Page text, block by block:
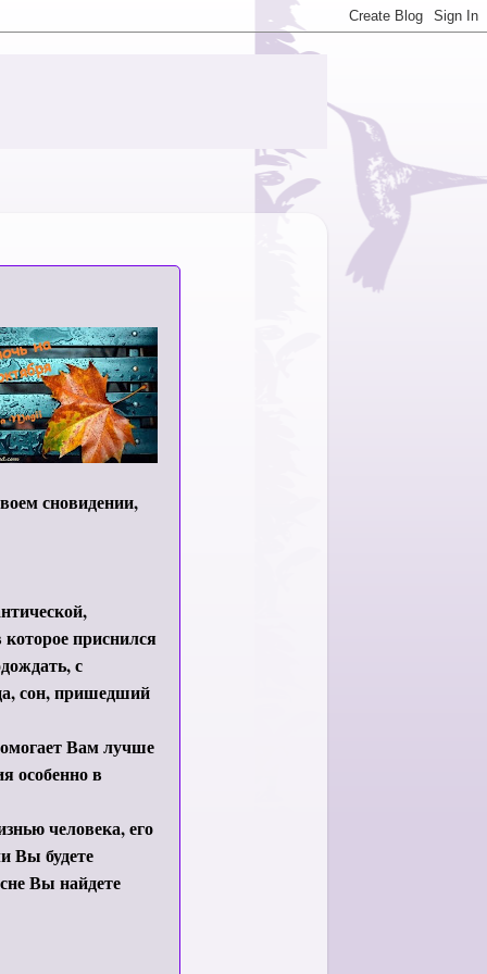
сновидении,
приснился
с
сон, пришедший
Вам лучше
особенно в
человека, его
Вы будете
Вы найдете